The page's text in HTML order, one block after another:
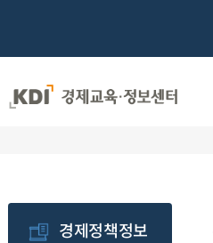
경제정책정보